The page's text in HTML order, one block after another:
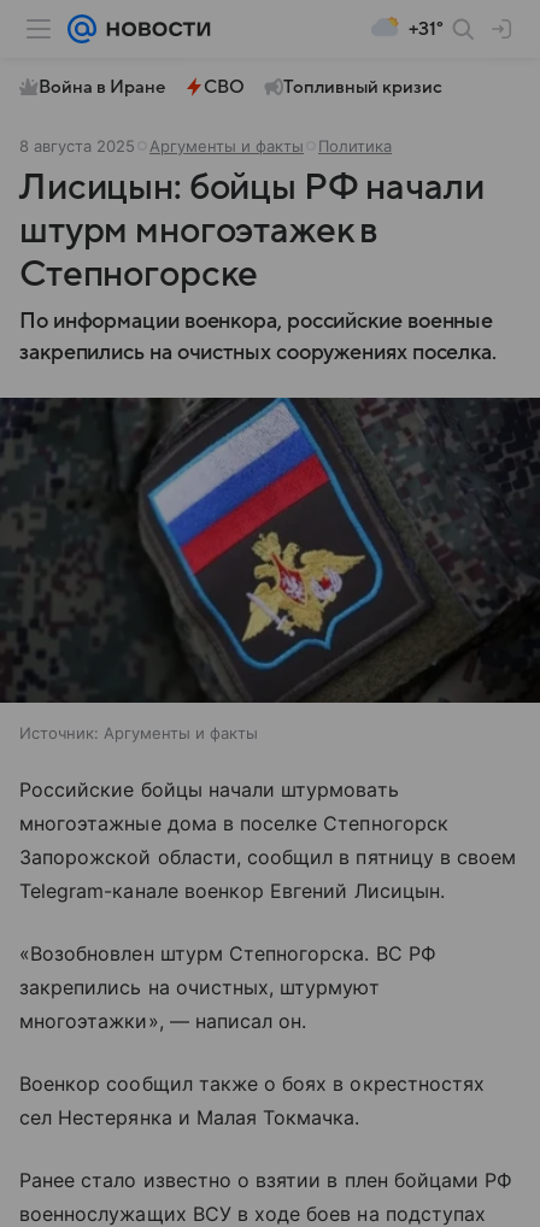
+31°
Война в Иране СВО Топливный кризис
8 августа 2025 Аргументы и факты Политика
Лисицын: бойцы РФ начали
штурм многоэтажек в
Степногорске
По информации военкора, российские военные
закрепились на очистных сооружениях поселка.
Источник: Аргументы и факты
Российские бойцы начали штурмовать
многоэтажные дома в поселке Степногорск
Запорожской области, сообщил в пятницу в своем
Telegram-канале военкор Евгений Лисицын.
«Возобновлен штурм Степногорска. ВС РФ
закрепились на очистных, штурмуют
многоэтажки», — написал он.
Военкор сообщил также о боях в окрестностях
сел Нестерянка и Малая Токмачка.
Ранее стало известно о взятии в плен бойцами РФ
военнослужащих ВСУ в ходе боев на подступах